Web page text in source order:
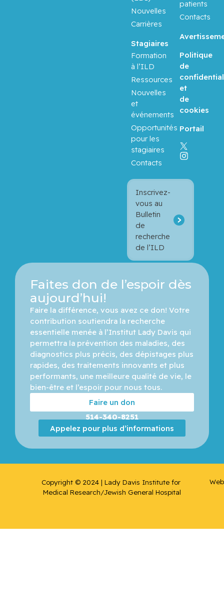
Inscrivez-
vous au
Bulletin
de
recherche
de l’ILD
Stagiaires
Formation
à l’ILD
Ressources
Nouvelles
et
événements
Opportunités
pour les
stagiaires
Contacts
Nouvelles
Carrières
patients
Contacts
Politique
de
et
de
cookies
Portail
Faites don de l’espoir dès
aujourd’hui!
Faire la différence, vous avez ce don! Votre
contribution soutiendra la recherche
essentielle menée à l’Institut Lady Davis qui
permettra la prévention des maladies, des
diagnostics plus précis, des dépistages plus
rapides, des traitements innovants et plus
performants, une meilleure qualité de vie, le
bien-être et l’espoir pour nous tous.
Faire un don
514-340-8251
Appelez pour plus d’informations
Copyright © 2024 | Lady Davis Institute for
Medical Research/Jewish General Hospital